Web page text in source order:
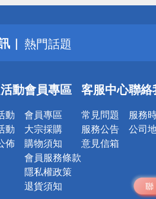
詐騙網頁！請小心！
得獎公告
熱門話題
銀行優惠
詐騙網頁！請小心！
動
動
動
佈
會員專區
會員專區
大宗採購
購物須知
會員服務條款
隱私權政策
退貨須知
客服中心
常見問題
服務公告
意見信箱
聯絡
服務
公司